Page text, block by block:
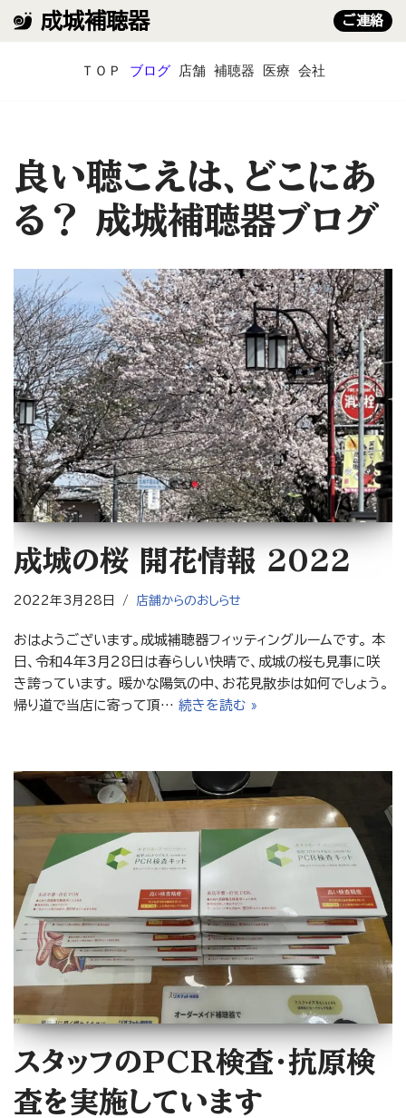
ス
ッ
成城補聴器 ご連絡
ＴＯＰ ブログ 店舗 補聴器 医療 会社
良い聴こえは、どこにあ
る？ 成城補聴器ブログ
成城の桜 開花情報 2022
2022年3月28日 店舗からのおしらせ
おはようございます。成城補聴器フィッティングルームです。 本
日、令和4年3月28日は春らしい快晴で、成城の桜も見事に咲
き誇っています。 暖かな陽気の中、お花見散歩は如何でしょう。
帰り道で当店に寄って頂… 続きを読む »
スタッフのPCR検査・抗原検
査を実施しています